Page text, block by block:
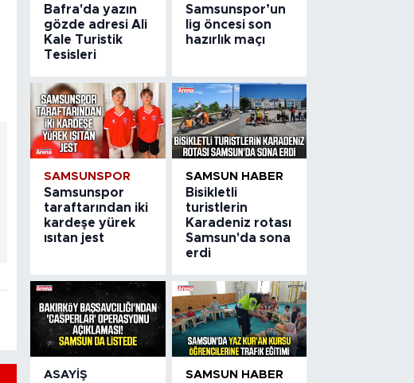
Bafra'da yazın
gözde adresi Ali
Kale Turistik
Tesisleri
Samsunspor’un
lig öncesi son
hazırlık maçı
SAMSUNSPOR
Samsunspor
taraftarından iki
kardeşe yürek
ısıtan jest
SAMSUN HABER
Bisikletli
turistlerin
Karadeniz rotası
Samsun'da sona
erdi
ASAYIŞ SAMSUN HABER